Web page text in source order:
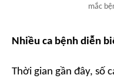
mắc
Nhiều ca bệnh diễn
Thời gian gần đây, số